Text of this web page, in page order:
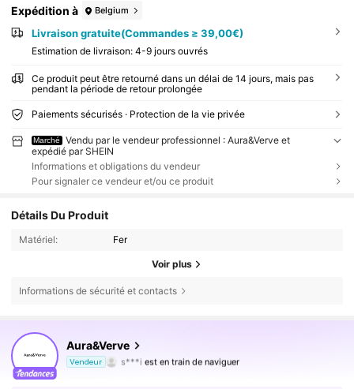
Expédition à Belgium
Livraison gratuite(Commandes ≥ 39,00€)
Estimation de livraison: 4-9 jours ouvrés
Ce produit peut être retourné dans un délai de 14 jours, mais pas
pendant la période de retour prolongée
Paiements sécurisés · Protection de la vie privée
Marché
Vendu par le vendeur professionnel : Aura&Verve et
expédié par SHEIN
Informations et obligations du vendeur
Pour signaler ce vendeur et/ou ce produit
Détails Du Produit
Matériel: Fer
Voir plus
Informations de sécurité et contacts
Aura&Verve
Vendeur
s***i
4,85
30K Suiveurs